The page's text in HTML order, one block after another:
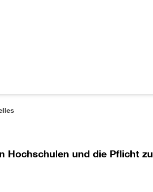
Hochschulen und die Pflicht zu